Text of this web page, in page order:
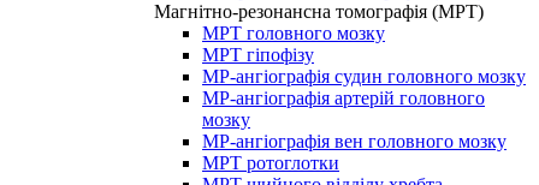
Магнітно-резонансна томографія (МРТ)
МРТ головного мозку
МРТ гіпофізу
МР-ангіографія судин головного мозку
МР-ангіографія артерій головного
мозку
МР-ангіографія вен головного мозку
МРТ ротоглотки